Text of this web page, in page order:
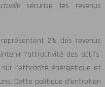
sécurise les revenus
2% des revenus
l’attractivité des actifs.
l’efficacité énergétique et
Cette politique d’entretien